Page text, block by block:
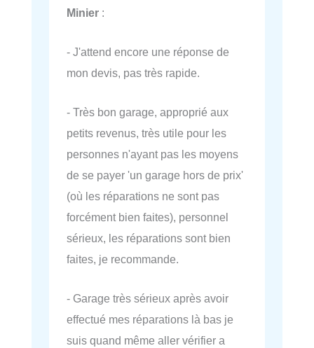
Minier :
- J'attend encore une réponse de
mon devis, pas très rapide.
- Très bon garage, approprié aux
petits revenus, très utile pour les
personnes n'ayant pas les moyens
de se payer 'un garage hors de prix'
(où les réparations ne sont pas
forcément bien faites), personnel
sérieux, les réparations sont bien
faites, je recommande.
- Garage très sérieux après avoir
effectué mes réparations là bas je
suis quand même aller vérifier a